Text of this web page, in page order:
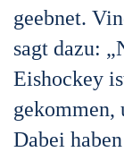
geebnet.
sagt dazu:
Eishockey
gekommen,
Dabei